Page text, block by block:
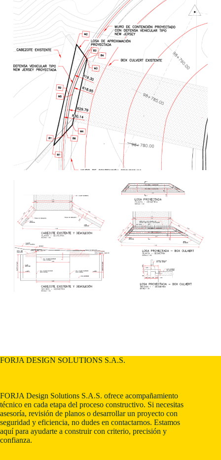
FORJA DESIGN SOLUTIONS S.A.S.
FORJA Design Solutions S.A.S. ofrece acompañamiento
técnico en cada etapa del proceso constructivo. Si necesitas
asesoría, revisión de planos o desarrollar un proyecto con
seguridad y eficiencia, no dudes en contactarnos. Estamos
aquí para ayudarte a construir con criterio, precisión y
confianza.